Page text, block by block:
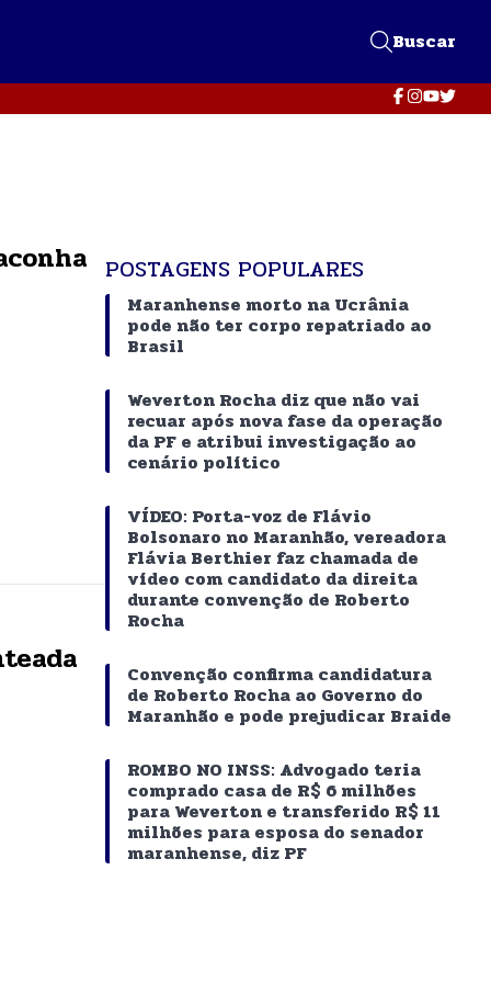
Buscar
POSTAGENS POPULARES
Maranhense morto na Ucrânia
pode não ter corpo repatriado ao
Brasil
Weverton Rocha diz que não vai
recuar após nova fase da operação
da PF e atribui investigação ao
cenário político
VÍDEO: Porta-voz de Flávio
Bolsonaro no Maranhão, vereadora
Flávia Berthier faz chamada de
vídeo com candidato da direita
durante convenção de Roberto
Rocha
Convenção confirma candidatura
de Roberto Rocha ao Governo do
Maranhão e pode prejudicar Braide
ROMBO NO INSS: Advogado teria
comprado casa de R$ 6 milhões
para Weverton e transferido R$ 11
milhões para esposa do senador
maranhense, diz PF